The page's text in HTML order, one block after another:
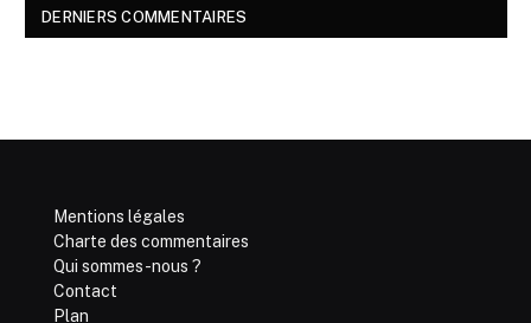
DERNIERS COMMENTAIRES
Mentions légales
Charte des commentaires
Qui sommes-nous ?
Contact
Plan